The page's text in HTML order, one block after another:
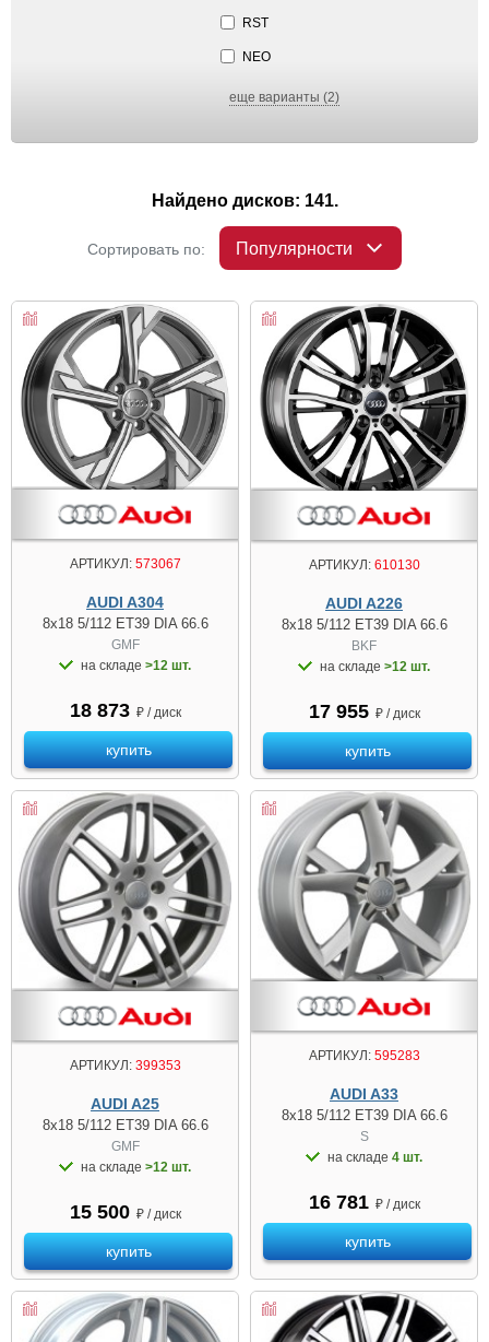
RST
NEO
еще варианты (2)
Найдено дисков: 141.
Сортировать по: Популярности
АРТИКУЛ:573067
AUDI A304
8x18 5/112 ET39 DIA 66.6
GMF
на складе >12 шт.
18 873 ₽ / диск
купить
АРТИКУЛ:610130
AUDI A226
8x18 5/112 ET39 DIA 66.6
BKF
на складе >12 шт.
17 955 ₽ / диск
купить
АРТИКУЛ:399353
AUDI A25
8x18 5/112 ET39 DIA 66.6
GMF
на складе >12 шт.
15 500 ₽ / диск
купить
АРТИКУЛ:595283
AUDI A33
8x18 5/112 ET39 DIA 66.6
S
на складе 4 шт.
16 781 ₽ / диск
купить